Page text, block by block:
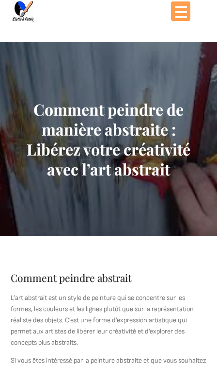
Passer
Comment peindre de
manière abstraite :
Libérez votre créativité
avec l’art abstrait
Comment peindre abstrait
L’art abstrait est un style de peinture qui se concentre sur les
formes, les couleurs et les lignes plutôt que sur la représentation
réaliste des objets. C’est une forme d’expression artistique qui
permet aux artistes de libérer leur créativité et d’explorer des
concepts plus abstraits.
Si vous êtes intéressé par la peinture abstraite et que vous souhaitez